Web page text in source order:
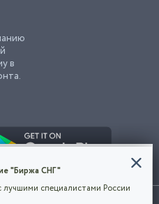
в
объявлений, означает
сделать
"Биржа СНГ"
лучшими специалистами России